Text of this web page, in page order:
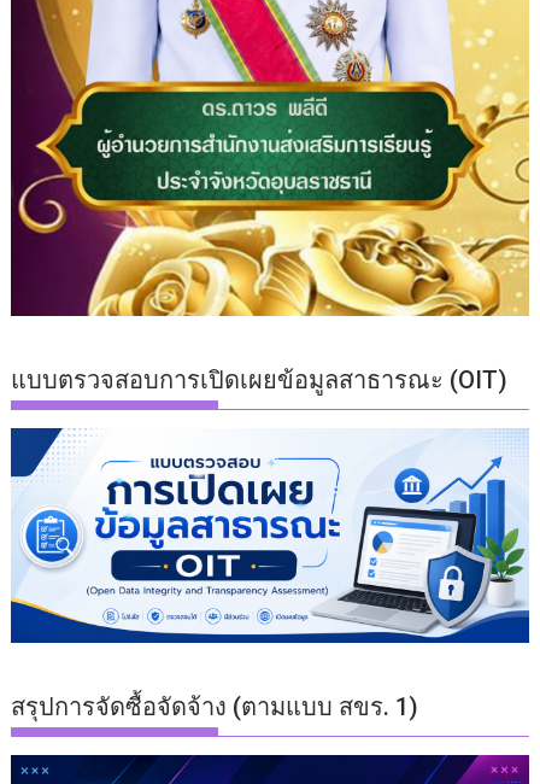
แบบตรวจสอบการเปิดเผยข้อมูลสาธารณะ (OIT)
สรุปการจัดซื้อจัดจ้าง (ตามแบบ สขร. 1)